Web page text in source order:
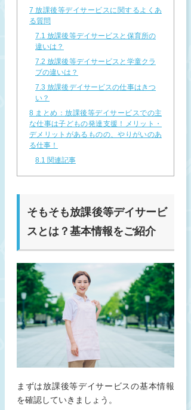
7 放課後等デイサービスに関するよくあ
る質問
7.1 放課後等デイサービスと保育所の
違いは？
7.2 放課後等デイサービスと学童クラ
ブの違いは？
7.3 放課後デイサービスの仕事はきつ
い？
8 まとめ：放課後等デイサービスでの主
な仕事は子どもの発達支援！メリット・
デメリットがあるものの、やりがいのあ
る仕事！
8.1 関連記事
そもそも放課後等デイサービ
スとは？基本情報をご紹介
まずは放課後等デイサービスの基本情報
を確認していきましょう。